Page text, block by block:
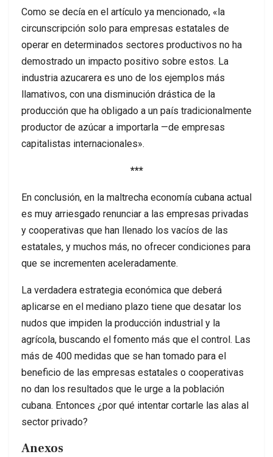
Como se decía en el artículo ya mencionado, «la
circunscripción solo para empresas estatales de
operar en determinados sectores productivos no ha
demostrado un impacto positivo sobre estos. La
industria azucarera es uno de los ejemplos más
llamativos, con una disminución drástica de la
producción que ha obligado a un país tradicionalmente
productor de azúcar a importarla —de empresas
capitalistas internacionales».
***
En conclusión, en la maltrecha economía cubana actual
es muy arriesgado renunciar a las empresas privadas
y cooperativas que han llenado los vacíos de las
estatales, y muchos más, no ofrecer condiciones para
que se incrementen aceleradamente.
La verdadera estrategia económica que deberá
aplicarse en el mediano plazo tiene que desatar los
nudos que impiden la producción industrial y la
agrícola, buscando el fomento más que el control. Las
más de 400 medidas que se han tomado para el
beneficio de las empresas estatales o cooperativas
no dan los resultados que le urge a la población
cubana. Entonces ¿por qué intentar cortarle las alas al
sector privado?
Anexos